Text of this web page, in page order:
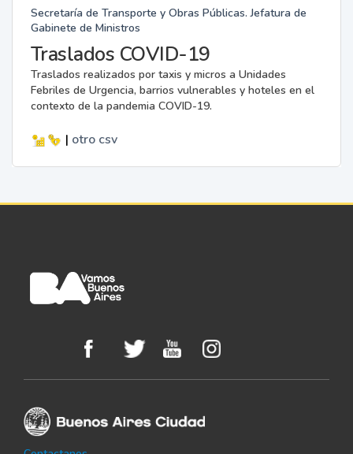
Secretaría de Transporte y Obras Públicas. Jefatura de
Gabinete de Ministros
Traslados COVID-19
Traslados realizados por taxis y micros a Unidades
Febriles de Urgencia, barrios vulnerables y hoteles en el
contexto de la pandemia COVID-19.
| otro csv